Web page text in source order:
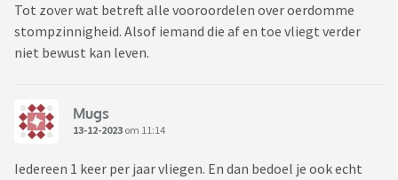
Tot zover wat betreft alle vooroordelen over oerdomme
stompzinnigheid. Alsof iemand die af en toe vliegt verder
niet bewust kan leven.
Mugs
13-12-2023 om 11:14
Iedereen 1 keer per jaar vliegen. En dan bedoel je ook echt